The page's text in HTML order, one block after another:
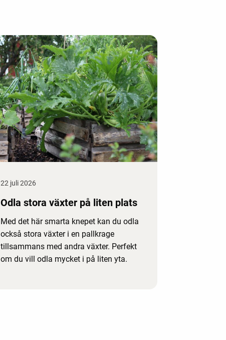
22 juli 2026
Odla stora växter på liten plats
Med det här smarta knepet kan du odla
också stora växter i en pallkrage
tillsammans med andra växter. Perfekt
om du vill odla mycket i på liten yta.